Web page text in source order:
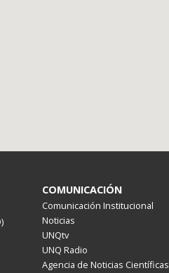
COMUNICACIÓN
Comunicación Institucional
Noticias
UNQtv
UNQ Radio
Agencia de Noticias Científicas